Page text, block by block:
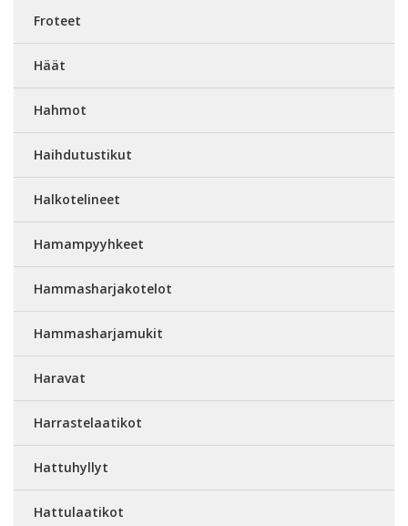
Froteet
Häät
Hahmot
Haihdutustikut
Halkotelineet
Hamampyyhkeet
Hammasharjakotelot
Hammasharjamukit
Haravat
Harrastelaatikot
Hattuhyllyt
Hattulaatikot